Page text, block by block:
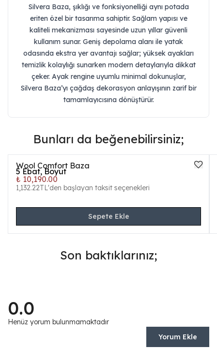
Silvera Baza, şıklığı ve fonksiyonelliği aynı potada
eriten özel bir tasarıma sahiptir. Sağlam yapısı ve
kaliteli mekanizması sayesinde uzun yıllar güvenli
kullanım sunar. Geniş depolama alanı ile yatak
odasında ekstra yer avantajı sağlar; yüksek ayakları
temizlik kolaylığı sunarken modern detaylarıyla dikkat
çeker. Ayak rengine uyumlu minimal dokunuşlar,
Silvera Baza’yı çağdaş dekorasyon anlayışının zarif bir
tamamlayıcısına dönüştürür.
Bunları da beğenebilirsiniz;
Wool Comfort Baza
5 Ebat, Boyut
₺ 10,190.00
1,132.22TL'den başlayan taksit seçenekleri
Sepete Ekle
Son baktıklarınız;
0.0
Henüz yorum bulunmamaktadır
Yorum Ekle